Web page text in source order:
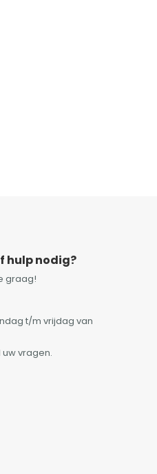
hulp nodig?
graag!
t/m vrijdag van
uw vragen.